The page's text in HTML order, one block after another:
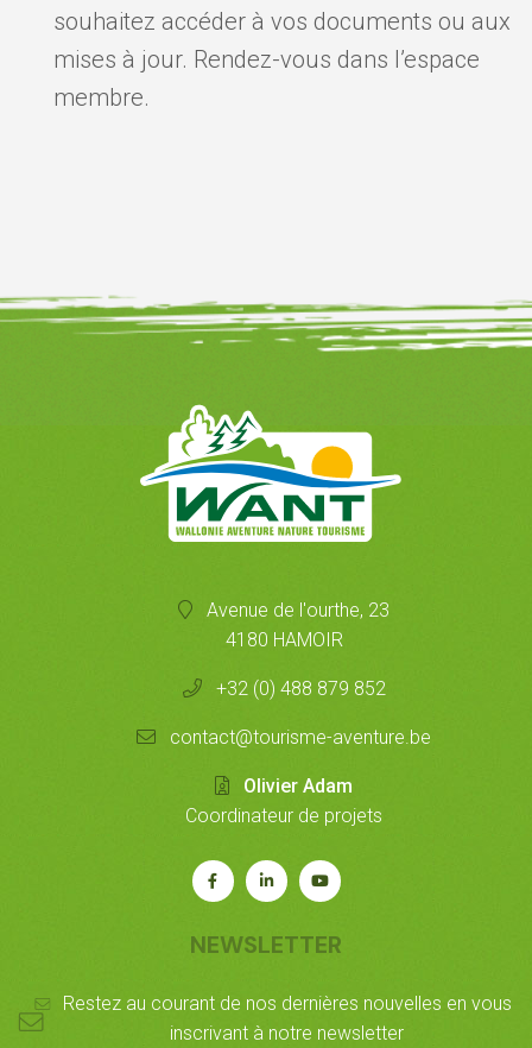
souhaitez accéder à vos documents ou aux
mises à jour. Rendez-vous dans l’espace
membre.
Avenue de l'ourthe, 23
4180 HAMOIR
+32 (0) 488 879 852
contact@tourisme-aventure.be
Olivier Adam
Coordinateur de projets
Rejoignez-
sur
Facebook
Rejoignez-
sur
LinkedIn
Notre
Youtube
NEWSLETTER
Restez au courant de nos dernières nouvelles en vous
inscrivant à notre newsletter